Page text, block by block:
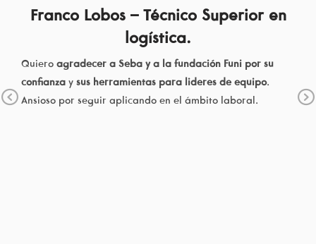
Previous
claridad pedidos y asegurarse de que se interpretó. Tener
en cuenta estados de ánimo. Realizar evaluación,
retrospectiva, ver y analizar resultados en equipo. Eso y
mucho más, podría decir.
Muy buenas la dinámica de compartir actividades con mis